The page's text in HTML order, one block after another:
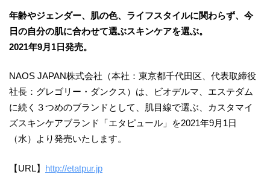
年齢やジェンダー、肌の色、ライフスタイルに関わらず、今
日の自分の肌に合わせて選ぶスキンケアを選ぶ。
2021年9月1日発売。
NAOS JAPAN株式会社（本社：東京都千代田区、代表取締役
社長：グレゴリー・ダンクス）は、ビオデルマ、エステダム
に続く３つめのブランドとして、肌目線で選ぶ、カスタマイ
ズスキンケアブランド「エタピュール」を2021年9月1日
（水）より発売いたします。
【URL】 http://etatpur.jp